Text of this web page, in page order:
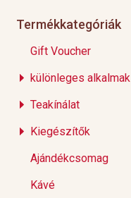
Termékkategóriák
Gift Voucher
különleges alkalmak
Teakínálat
Kiegészítők
Ajándékcsomag
Kávé